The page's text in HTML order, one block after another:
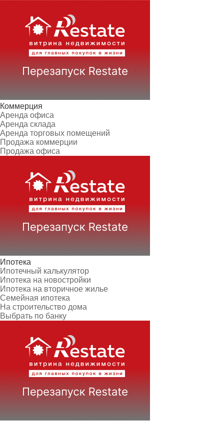
Коммерция
Аренда офиса
Аренда склада
Аренда торговых помещений
Продажа коммерции
Продажа офиса
Ипотека
Ипотечный калькулятор
Ипотека на новостройки
Ипотека на вторичное жилье
Семейная ипотека
На строительство дома
Выбрать по банку